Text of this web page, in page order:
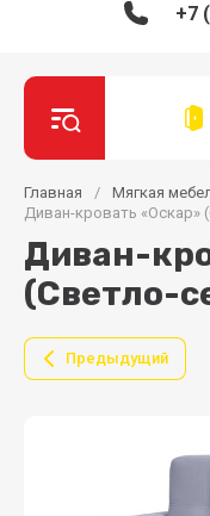
+7
Главная / Мягкая
Диван-кровать «Оскар»
Диван-
(Светло-
Предыдущий